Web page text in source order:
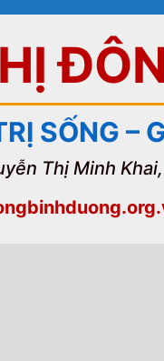
SỐNG –
Thị Minh